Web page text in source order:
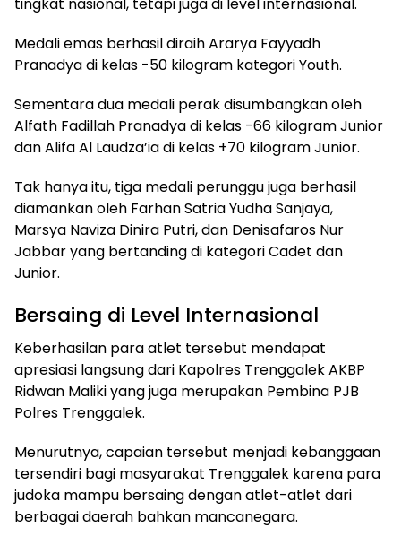
Medali emas berhasil diraih Ararya Fayyadh
Pranadya di kelas -50 kilogram kategori Youth.
Sementara dua medali perak disumbangkan oleh
Alfath Fadillah Pranadya di kelas -66 kilogram Junior
dan Alifa Al Laudza’ia di kelas +70 kilogram Junior.
Tak hanya itu, tiga medali perunggu juga berhasil
diamankan oleh Farhan Satria Yudha Sanjaya,
Marsya Naviza Dinira Putri, dan Denisafaros Nur
Jabbar yang bertanding di kategori Cadet dan
Junior.
Bersaing di Level Internasional
Keberhasilan para atlet tersebut mendapat
apresiasi langsung dari Kapolres Trenggalek AKBP
Ridwan Maliki yang juga merupakan Pembina PJB
Polres Trenggalek.
Menurutnya, capaian tersebut menjadi kebanggaan
tersendiri bagi masyarakat Trenggalek karena para
judoka mampu bersaing dengan atlet-atlet dari
berbagai daerah bahkan mancanegara.